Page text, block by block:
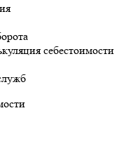
себестоимости